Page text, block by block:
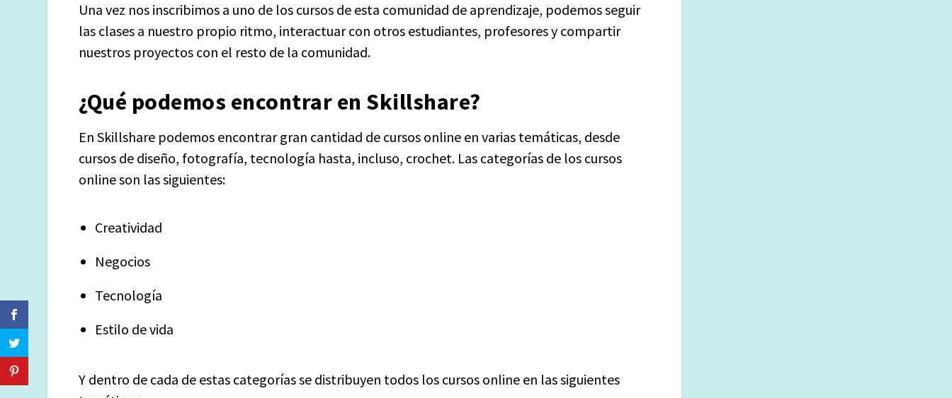
Una vez nos inscribimos a uno de los cursos de esta comunidad de aprendizaje, podemos seguir
las clases a nuestro propio ritmo, interactuar con otros estudiantes, profesores y compartir
nuestros proyectos con el resto de la comunidad.
¿Qué podemos encontrar en Skillshare?
En Skillshare podemos encontrar gran cantidad de cursos online en varias temáticas, desde
cursos de diseño, fotografía, tecnología hasta, incluso, crochet. Las categorías de los cursos
online son las siguientes:
Creatividad
Negocios
Tecnología
Estilo de vida
Y dentro de cada de estas categorías se distribuyen todos los cursos online en las siguientes